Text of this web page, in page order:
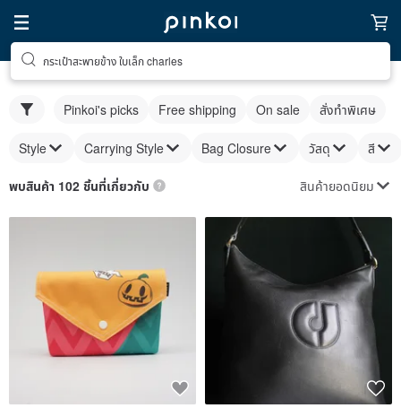
กระเป๋าสะพายข้าง ใบเล็ก charles
Pinkoi's picks Free shipping On sale สั่งทำพิเศษ
Style Carrying Style Bag Closure วัสดุ สี
พบสินค้า 102 ชิ้นที่เกี่ยวกับ สินค้ายอดนิยม